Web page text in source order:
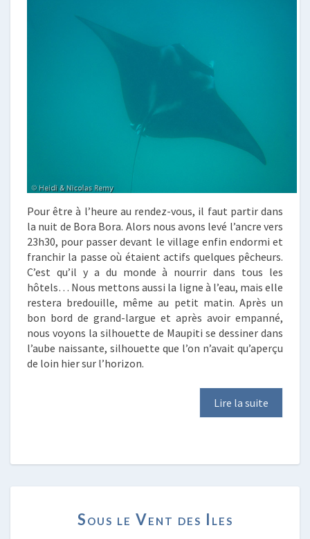
Pour être à l’heure au rendez-vous, il faut partir dans
la nuit de Bora Bora. Alors nous avons levé l’ancre vers
23h30, pour passer devant le village enfin endormi et
franchir la passe où étaient actifs quelques pêcheurs.
C’est qu’il y a du monde à nourrir dans tous les
hôtels… Nous mettons aussi la ligne à l’eau, mais elle
restera bredouille, même au petit matin. Après un
bon bord de grand-largue et après avoir empanné,
nous voyons la silhouette de Maupiti se dessiner dans
l’aube naissante, silhouette que l’on n’avait qu’aperçu
de loin hier sur l’horizon.
Lire la suite
LE
Sous le Vent des Iles